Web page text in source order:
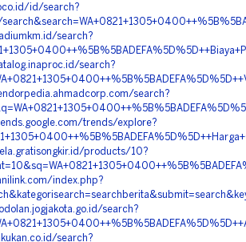
id/search?
search?
search?
search?
trends/explore?
products/10?
index.php?
search?
search?